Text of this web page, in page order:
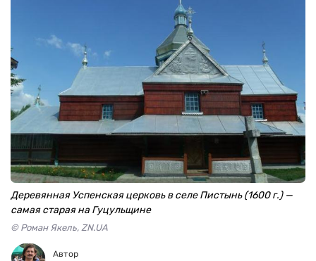
Деревянная Успенская церковь в селе Пистынь (1600 г.) —
самая старая на Гуцульщине
© Роман Якель, ZN.UA
Автор